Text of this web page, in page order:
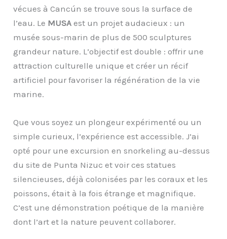
vécues à Cancún se trouve sous la surface de
l’eau. Le MUSA est un projet audacieux : un
musée sous-marin de plus de 500 sculptures
grandeur nature. L’objectif est double : offrir une
attraction culturelle unique et créer un récif
artificiel pour favoriser la régénération de la vie
marine.
Que vous soyez un plongeur expérimenté ou un
simple curieux, l’expérience est accessible. J’ai
opté pour une excursion en snorkeling au-dessus
du site de Punta Nizuc et voir ces statues
silencieuses, déjà colonisées par les coraux et les
poissons, était à la fois étrange et magnifique.
C’est une démonstration poétique de la manière
dont l’art et la nature peuvent collaborer.